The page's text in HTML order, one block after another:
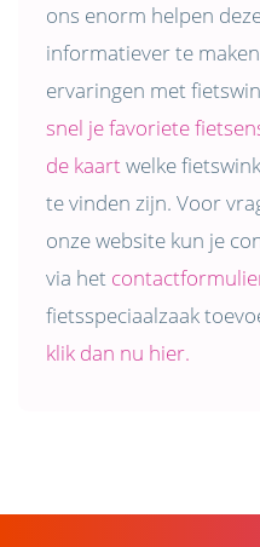
ons enorm helpen
informatiever te
ervaringen met
snel je favoriete
de kaartwelke
te vinden zijn. Voor
onze website kun je
via het
fietsspeciaalzaak
klik dan nu hier.